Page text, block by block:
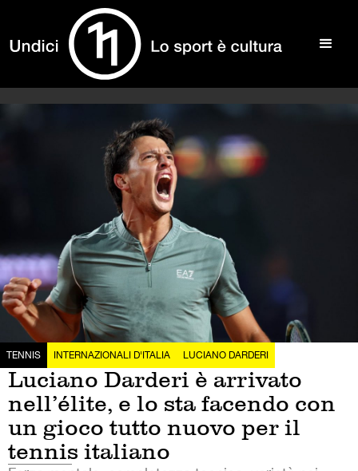
TENNIS INTERNAZIONALI D'ITALIA LUCIANO DARDERI
Luciano Darderi è arrivato
nell’élite, e lo sta facendo con
un gioco tutto nuovo per il
tennis italiano